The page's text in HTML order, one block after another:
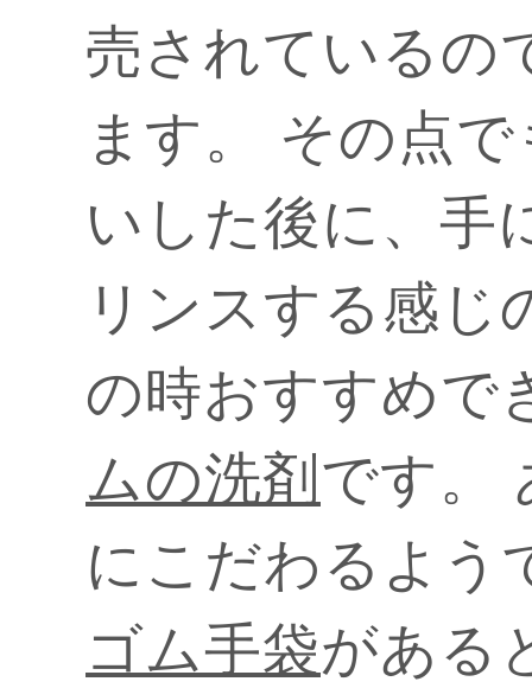
売されているの
ます。 その点
いした後に、手
リンスする感じ
の時おすすめで
ムの洗剤 です。
にこだわるよう
ゴム手袋がある